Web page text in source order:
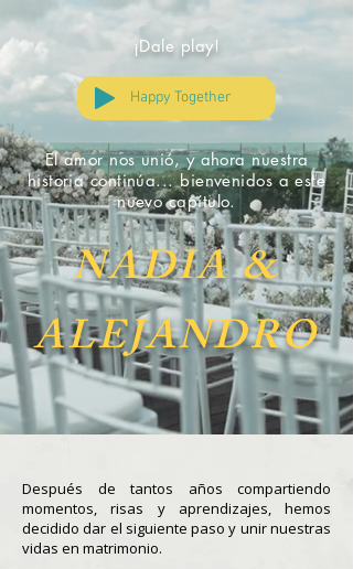
¡Dale play!
Happy Together
El amor nos unió, y ahora nuestra
historia continúa... bienvenidos a este
nuevo capítulo.
NADIA &
ALEJANDRO
Después de tantos años compartiendo
momentos, risas y aprendizajes, hemos
decidido dar el siguiente paso y unir nuestras
vidas en matrimonio.